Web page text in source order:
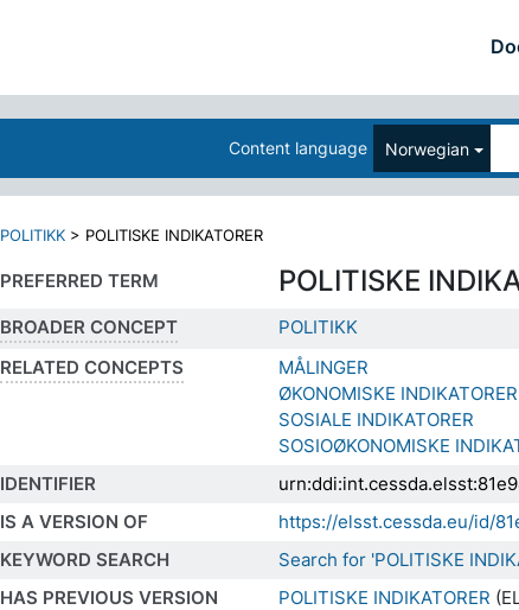
Content language Norwegian
POLITIKK > POLITISKE INDIKATORER
PREFERRED TERM POLITISKE
BROADER CONCEPT
POLITIKK
RELATED CONCEPTS
MÅLINGER
ØKONOMISKE INDIKATORER
SOSIALE INDIKATORER
SOSIOØKONOMISKE
IDENTIFIER
IS A VERSION OF
https://elsst.cessda.eu/id/
KEYWORD SEARCH
Search for 'POLITISKE
HAS PREVIOUS VERSION
POLITISKE INDIKATORER